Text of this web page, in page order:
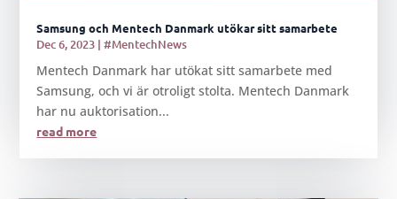
Samsung och Mentech Danmark utökar sitt samarbete
Dec 6, 2023 |#MentechNews
Mentech Danmark har utökat sitt samarbete med
Samsung, och vi är otroligt stolta. Mentech Danmark
har nu auktorisation...
read more